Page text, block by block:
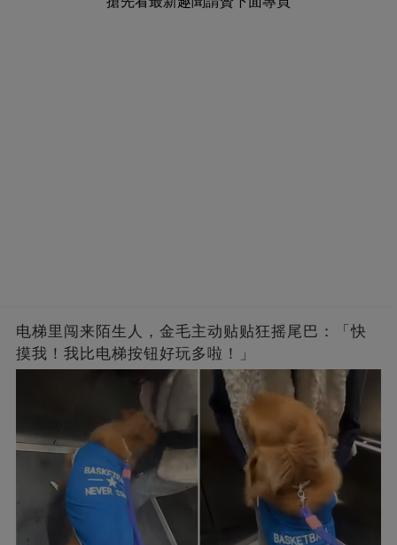
电梯里闯来陌生人，金毛主动贴贴狂摇尾巴：「快
摸我！我比电梯按钮好玩多啦！」